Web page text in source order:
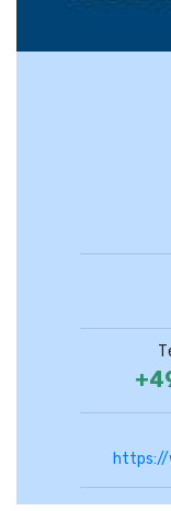
https://